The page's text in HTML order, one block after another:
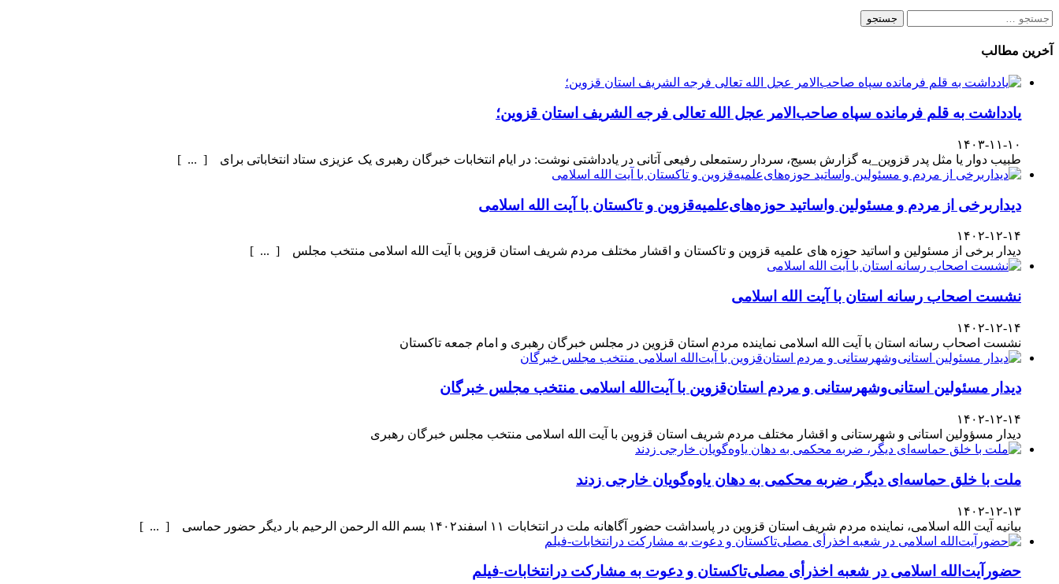
جستجو
آخرین مطالب
یادداشت به قلم فرمانده سپاه صاحب‌الامر عجل الله تعالی فرجه الشریف استان قزوین؛
۱۴۰۳-۱۱-۱۰
طبیب دوار یا مثل پدر قزوین_به گزارش بسیج، سردار رستمعلی رفیعی آتانی در یادداشتی نوشت: در ایام انتخابات خبرگان رهبری یک عزیزی ستاد انتخاباتی برای [ ... ]
دیداربرخی از مردم و مسئولین واساتید حوزه‌های‌علمیه‌قزوین و تاکستان با آیت الله اسلامی
۱۴۰۲-۱۲-۱۴
دیدار برخی از مسئولین و اساتید حوزه های علمیه قزوین و تاکستان و اقشار مختلف مردم شریف استان قزوین با آیت الله اسلامی منتخب مجلس [ ... ]
نشست اصحاب رسانه استان با آیت الله اسلامی
۱۴۰۲-۱۲-۱۴
نشست اصحاب رسانه استان با آیت الله اسلامی نماینده مردم استان قزوین در مجلس خبرگان رهبری و امام جمعه تاکستان
دیدار مسئولین استانی‌وشهرستانی و مردم‌ استان‌قزوین با آیت‌الله‌ اسلامی منتخب مجلس‌ خبرگان
۱۴۰۲-۱۲-۱۴
دیدار مسؤولین استانی و شهرستانی و اقشار مختلف مردم شریف استان قزوین با آیت الله اسلامی منتخب مجلس خبرگان رهبری
ملت با خلق حماسه‌ای دیگر، ضربه محکمی به دهان یاوه‌گویان خارجی زدند
۱۴۰۲-۱۲-۱۳
بیانیه آیت الله اسلامی، نماینده مردم شریف استان قزوین در پاسداشت حضور آگاهانه ملت در انتخابات ۱۱ اسفند۱۴۰۲ بسم الله الرحمن الرحیم بار دیگر حضور حماسی [ ... ]
حضورآیت‌الله اسلامی در شعبه اخذرأی مصلی‌تاکستان و دعوت به مشارکت درانتخابات-فیلم